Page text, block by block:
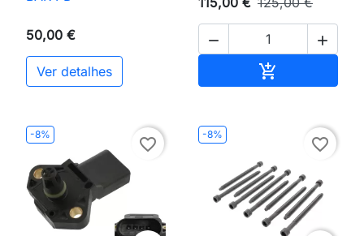
50,00 €
Ver detalhes
 

-8%
favorite_border
-8%
favorite_border